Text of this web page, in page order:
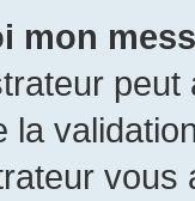
mon
la